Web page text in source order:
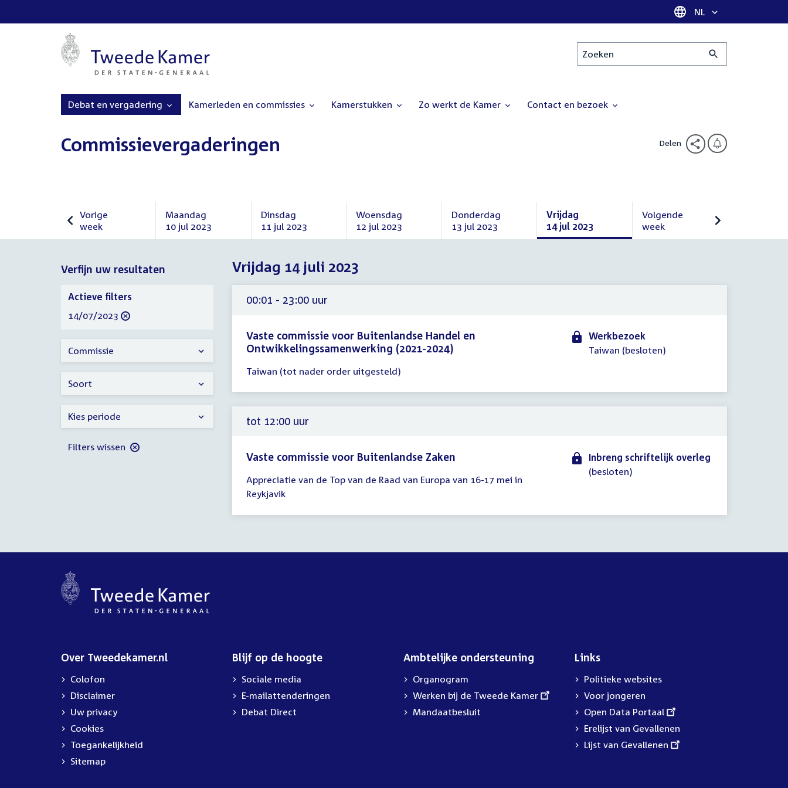
Taal selectie
NL
Zoeken
Debat en vergadering Kamerleden en commissies Kamerstukken Zo werkt de Kamer Contact en bezoek
Commissievergaderingen Delen
Vorige
week
Vorige
Maandag
10 jul 2023
Maandag
Dinsdag
11 jul 2023
Dinsdag
juli
2023
Woensdag
12 jul 2023
Woensdag
juli
2023
Donderdag
13 jul 2023
Donderdag
Vrijdag
14 jul 2023
Vrijdag
Volgende
week
Volgende
Vrijdag 14 juli 2023
Verfijn uw resultaten
00:01 - 23:00 uur
Vaste commissie voor Buitenlandse Handel en
Ontwikkelingssamenwerking (2021-2024)
vergadering
00:01
-
23:00
Taiwan (tot nader order uitgesteld)
Werkbezoek
Taiwan (besloten)
tot 12:00 uur
Vaste commissie voor Buitenlandse Zaken
vergadering
tot
12:00
Appreciatie van de Top van de Raad van Europa van 16-17 mei in
Reykjavik
Inbreng schriftelijk overleg
(besloten)
Verfijn
uw
resultaten
Actieve filters
verwijder
14/07/2023
Commissie
Soort
Kies periode
Filters wissen
Over Tweedekamer.nl
Colofon
Disclaimer
Uw privacy
Cookies
Toegankelijkheid
Sitemap
Blijf op de hoogte
Sociale media
E-mailattenderingen
Debat Direct
Ambtelijke ondersteuning
Organogram
External
link:
Werken bij de Tweede Kamer
Mandaatbesluit
Links
Politieke websites
Voor jongeren
External
link:
Open Data Portaal
Erelijst van Gevallenen
External
Lijst van Gevallenen